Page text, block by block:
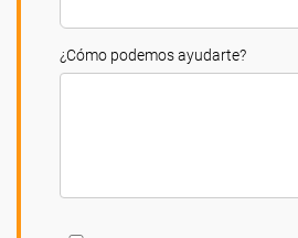
¿Cómo podemos ayudarte?